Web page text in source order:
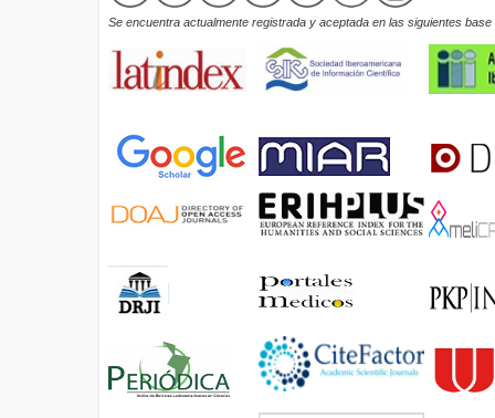
Se encuentra actualmente registrada y aceptada en las siguientes